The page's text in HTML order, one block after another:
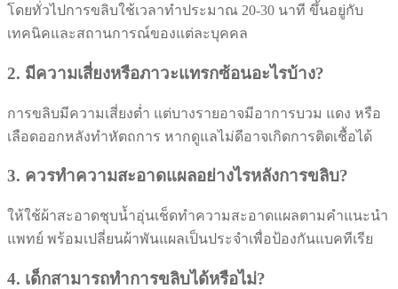
โดยทั่วไปการขลิบใช้เวลาทำประมาณ 20-30 นาที ขึ้นอยู่กับ
เทคนิคและสถานการณ์ของแต่ละบุคคล
2. มีความเสี่ยงหรือภาวะแทรกซ้อนอะไรบ้าง?
การขลิบมีความเสี่ยงต่ำ แต่บางรายอาจมีอาการบวม แดง หรือ
เลือดออกหลังทำหัตถการ หากดูแลไม่ดีอาจเกิดการติดเชื้อได้
3. ควรทำความสะอาดแผลอย่างไรหลังการขลิบ?
ให้ใช้ผ้าสะอาดชุบน้ำอุ่นเช็ดทำความสะอาดแผลตามคำแนะนำ
แพทย์ พร้อมเปลี่ยนผ้าพันแผลเป็นประจำเพื่อป้องกันแบคทีเรีย
4. เด็กสามารถทำการขลิบได้หรือไม่?